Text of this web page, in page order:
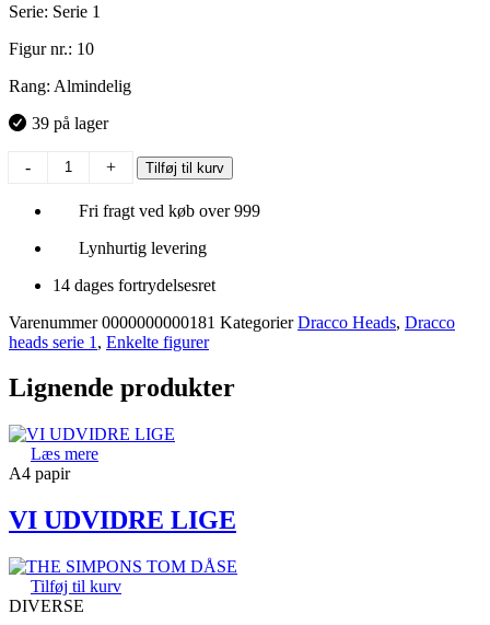
Serie: Serie 1
Figur nr.: 10
Rang: Almindelig
39 på lager
-
antal
+ Tilføj til kurv
Fri fragt ved køb over 999
Lynhurtig levering
14 dages fortrydelsesret
Varenummer0000000000181 Kategorier Dracco Heads, Dracco
heads serie 1 , Enkelte figurer
Lignende produkter
Læs mere
A4 papir
VI UDVIDRE LIGE
Tilføj til kurv
DIVERSE